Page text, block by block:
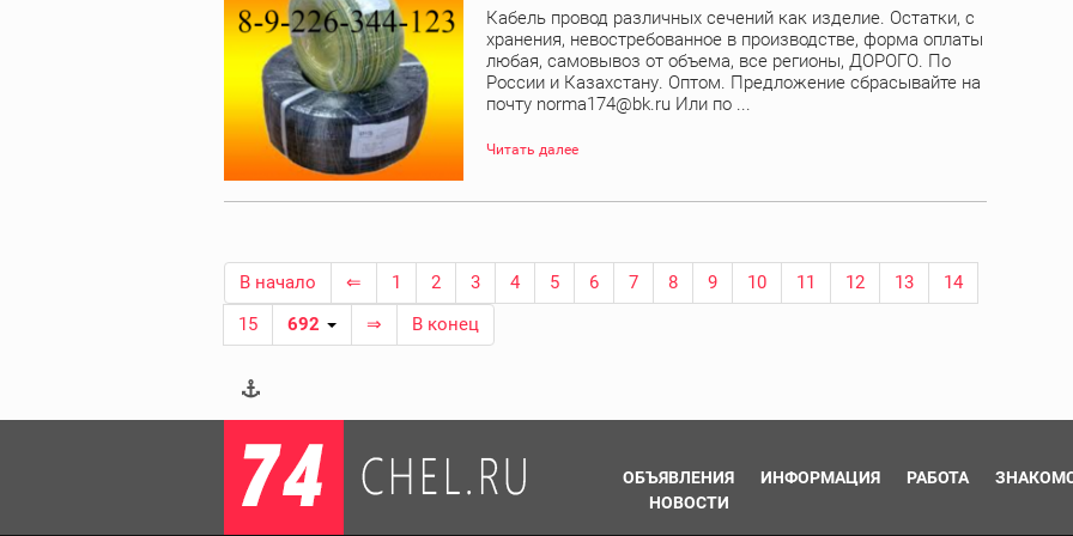
Кабель провод различных сечений как изделие. Остатки, с
хранения, невостребованное в производстве, форма оплаты
любая, самовывоз от объема, все регионы, ДОРОГО. По
России и Казахстану. Оптом. Предложение сбрасывайте на
почту norma174@bk.ru Или по ...
Читать далее
В начало ⇐ 1 2 3 4 5 6 7 8 9 10 11 12 13
14
15
692 ⇒ В конец
ОБЪЯВЛЕНИЯ ИНФОРМАЦИЯ РАБОТА
НОВОСТИ